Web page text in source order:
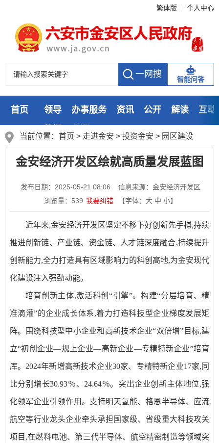
繁体版 个人中心
智能问答
首页 领导 办事服务 资讯 公开 解读
互动
当前位置： 首页 > 走进金安 > 投资金安 > 园区建设
金安经济开发区绘就高质量发展蓝图
发布日期：2025-05-21 08:06
信息来源：金安经济开发区
浏览量： 539 我要纠错 【字体： 大 中 小】
近年来,金安经济开发区坚定不移下好创新先手棋,持续
推进创新链、产业链、资金链、人才链深度融合,持续提升
创新能力,全力打造具有区域影响力的科创高地,为金安现代
化建设注入强劲动能。
培育创新主体,激活科创“引擎”。构建“分层培育、精
准滴灌”的企业成长体系,着力打造科技型企业梯度发展矩
阵。围绕科技型中小企业和高新技术企业“双倍增”目标,建
立“初创企业—规上企业—高新企业—专精特新企业”培育
库。2024年新增高新技术企业30家、专精特新企业17家,同
比分别增长30.93％、24.64％。突出企业创新主体地位,强
化领军企业引领作用。支持明天氢能、格恩半导体、应流
航空等行业龙头企业牵头承担国家级、省级重大科技攻关
项目,在燃料电池、第三代半导体、航空精密制造等领域突